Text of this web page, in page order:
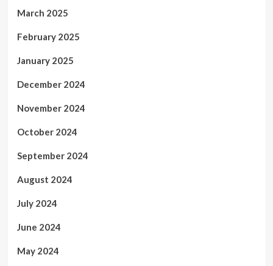
March 2025
February 2025
January 2025
December 2024
November 2024
October 2024
September 2024
August 2024
July 2024
June 2024
May 2024